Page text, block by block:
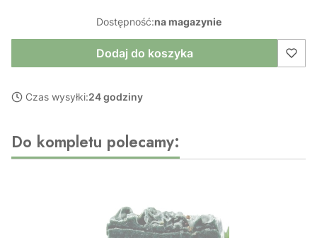
Dostępność:na magazynie
Dodaj do koszyka
Czas wysyłki:24 godziny
Do kompletu polecamy: